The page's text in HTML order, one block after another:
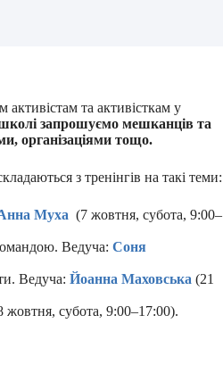
та активісткам у
запрошуємо мешканців та
організаціями тощо.
з тренінгів на такі теми:
Муха (7 жовтня, субота, 9:00–
Ведуча: Соня
Ведуча: Йоанна Маховська (21
жовтня, субота, 9:00–17:00).